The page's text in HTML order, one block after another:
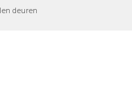
deuren